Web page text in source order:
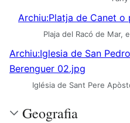
Archiu:Platja de Canet
Plaja del Racó de Mar,
Archiu:Iglesia de San
Berenguer 02.jpg
Iglésia de Sant Pere
Geografia